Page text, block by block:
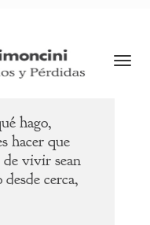
hago,
hacer que
de vivir sean
cerca,